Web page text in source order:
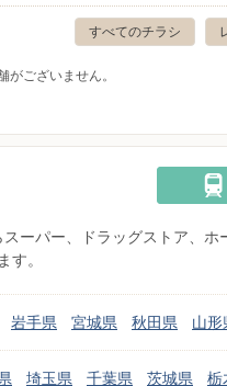
すべてのチラシ
がございません。
ーパー、ドラッグストア、ホ
す。
岩手県 宮城県 秋田県 山形
埼玉県 千葉県 茨城県 栃